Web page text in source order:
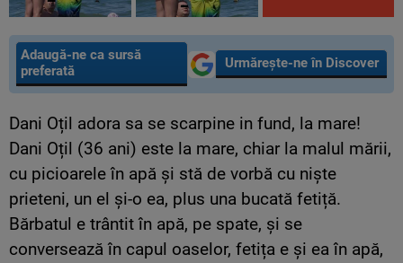
Adaugă-ne ca sursă
preferată
Urmărește-ne în Discover
Dani Oțil adora sa se scarpine in fund, la mare!
Dani Oțil (36 ani) este la mare, chiar la malul mării,
cu picioarele în apă și stă de vorbă cu niște
prieteni, un el și-o ea, plus una bucată fetiță.
Bărbatul e trântit în apă, pe spate, și se
conversează în capul oaselor, fetița e și ea în apă,